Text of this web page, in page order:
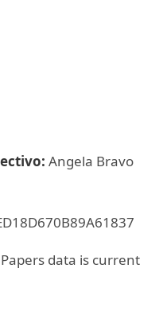
Angela Bravo
data is current